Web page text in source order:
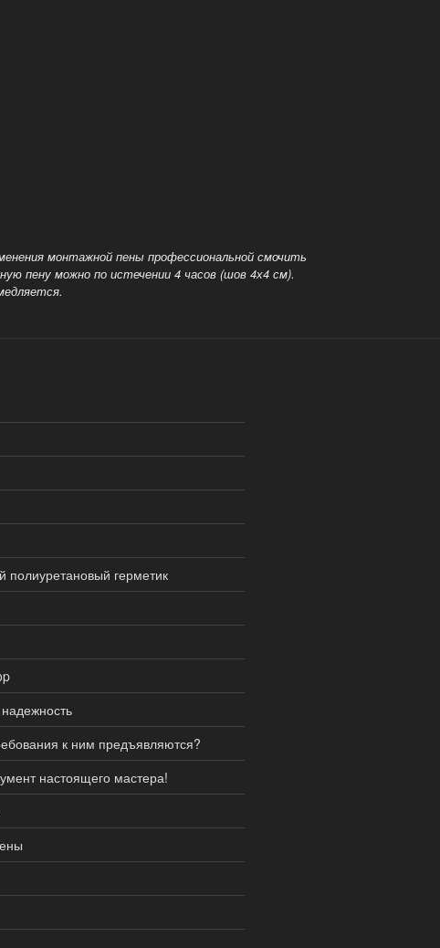
монтажной пены профессиональной смочить
пену можно по истечении 4 часов (шов 4х4 см).
герметик
к ним предъявляются?
настоящего мастера!